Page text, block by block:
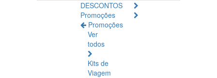
DESCONTOS
Promoções
Promoções
Ver
todos
Kits de
Viagem